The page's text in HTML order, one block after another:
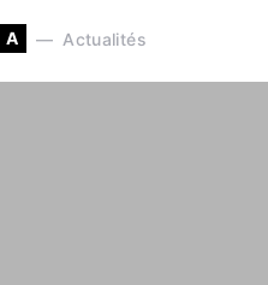
A Actualités